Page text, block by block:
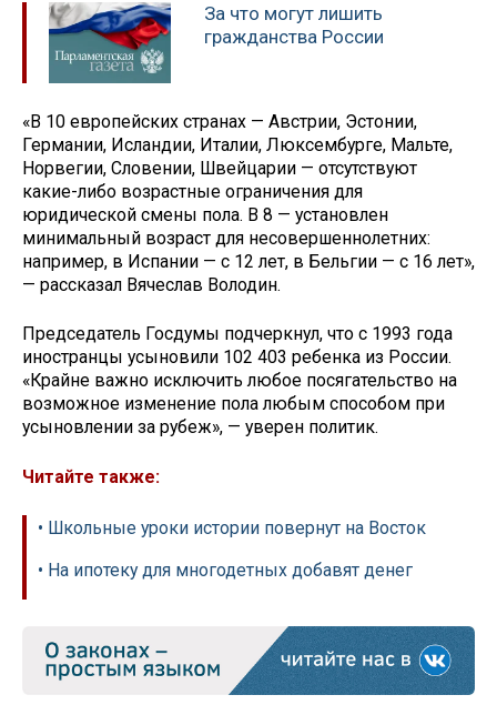
За что могут лишить
гражданства России
«В 10 европейских странах — Австрии, Эстонии,
Германии, Исландии, Италии, Люксембурге, Мальте,
Норвегии, Словении, Швейцарии — отсутствуют
какие-либо возрастные ограничения для
юридической смены пола. В 8 — установлен
минимальный возраст для несовершеннолетних:
например, в Испании — с 12 лет, в Бельгии — с 16 лет»,
— рассказал Вячеслав Володин.
Председатель Госдумы подчеркнул, что с 1993 года
иностранцы усыновили 102 403 ребенка из России.
«Крайне важно исключить любое посягательство на
возможное изменение пола любым способом при
усыновлении за рубеж», — уверен политик.
Читайте также:
• Школьные уроки истории повернут на Восток
• На ипотеку для многодетных добавят денег